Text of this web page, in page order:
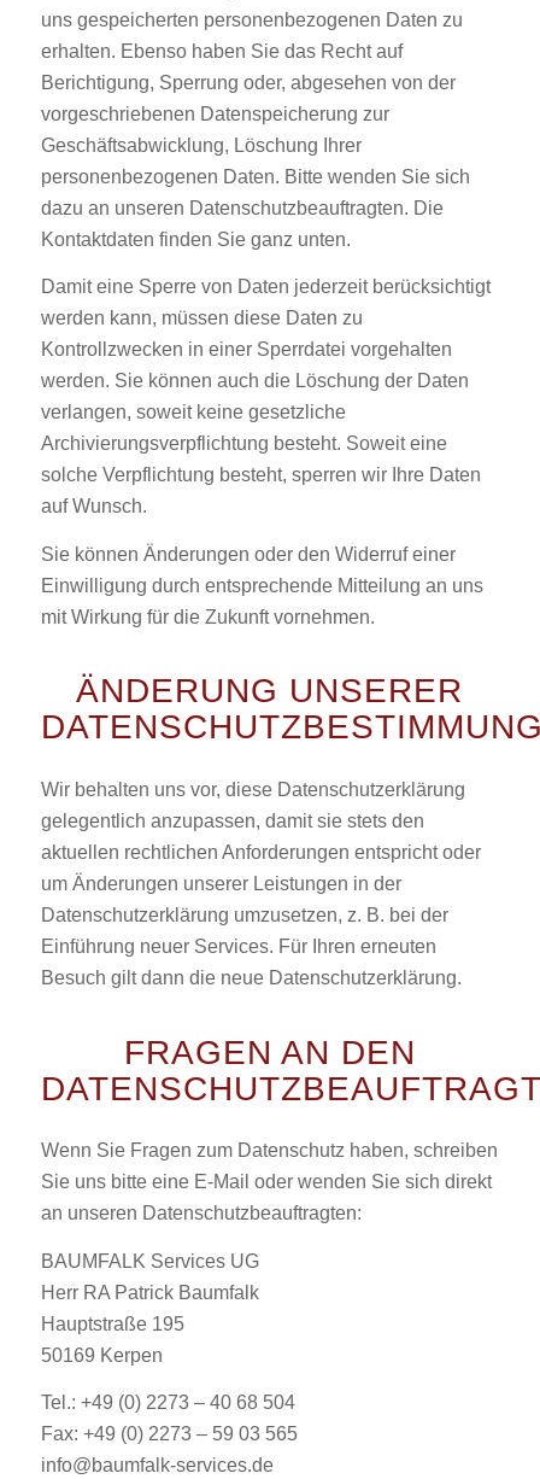
uns gespeicherten personenbezogenen Daten zu
erhalten. Ebenso haben Sie das Recht auf
Berichtigung, Sperrung oder, abgesehen von der
vorgeschriebenen Datenspeicherung zur
Geschäftsabwicklung, Löschung Ihrer
personenbezogenen Daten. Bitte wenden Sie sich
dazu an unseren Datenschutzbeauftragten. Die
Kontaktdaten finden Sie ganz unten.
Damit eine Sperre von Daten jederzeit berücksichtigt
werden kann, müssen diese Daten zu
Kontrollzwecken in einer Sperrdatei vorgehalten
werden. Sie können auch die Löschung der Daten
verlangen, soweit keine gesetzliche
Archivierungsverpflichtung besteht. Soweit eine
solche Verpflichtung besteht, sperren wir Ihre Daten
auf Wunsch.
Sie können Änderungen oder den Widerruf einer
Einwilligung durch entsprechende Mitteilung an uns
mit Wirkung für die Zukunft vornehmen.
ÄNDERUNG UNSERER
Wir behalten uns vor, diese Datenschutzerklärung
gelegentlich anzupassen, damit sie stets den
aktuellen rechtlichen Anforderungen entspricht oder
um Änderungen unserer Leistungen in der
Datenschutzerklärung umzusetzen, z. B. bei der
Einführung neuer Services. Für Ihren erneuten
Besuch gilt dann die neue Datenschutzerklärung.
FRAGEN AN DEN
Wenn Sie Fragen zum Datenschutz haben, schreiben
Sie uns bitte eine E-Mail oder wenden Sie sich direkt
an unseren Datenschutzbeauftragten:
BAUMFALK Services UG
Herr RA Patrick Baumfalk
Hauptstraße 195
50169 Kerpen
Tel.: +49 (0) 2273 – 40 68 504
Fax: +49 (0) 2273 – 59 03 565
info@baumfalk-services.de